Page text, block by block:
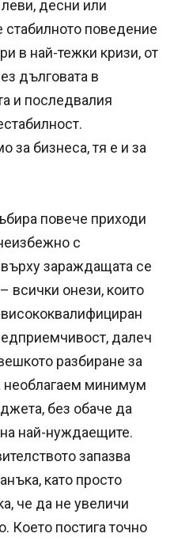
десни или
стабилното поведение
в най-тежки кризи, от
дълговата в
и последвалия
за бизнеса, тя е и за
повече приходи
с
зараждащата се
всички онези, които
далеч
разбиране за
необлагаем минимум
без обаче да
най-нуждаещите.
запазва
като просто
че да не увеличи
Което постига точно